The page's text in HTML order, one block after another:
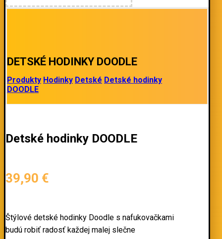
DETSKÉ HODINKY DOODLE
Produkty Hodinky Detské Detské hodinky
DOODLE
Detské hodinky DOODLE
39,90 €
Štýlové detské hodinky Doodle s nafukovačkami
budú robiť radosť každej malej slečne